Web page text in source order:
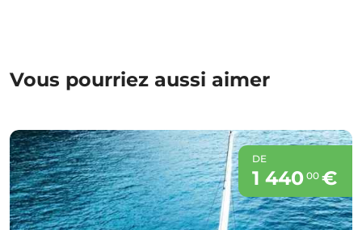
Vous pourriez aussi aimer
DE
1 440 00€